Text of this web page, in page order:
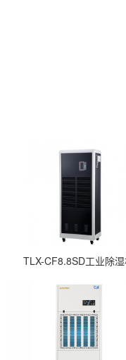
TLX-CF8.8SD工业除